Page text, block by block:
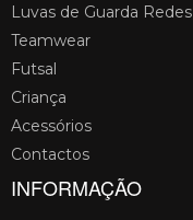
Luvas de Guarda Redes
Teamwear
Futsal
Criança
Acessórios
Contactos
INFORMAÇÃO